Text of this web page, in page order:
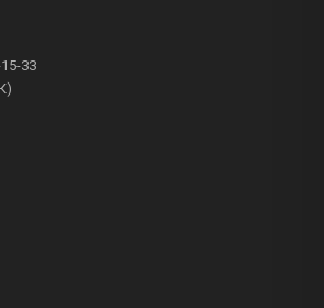
33